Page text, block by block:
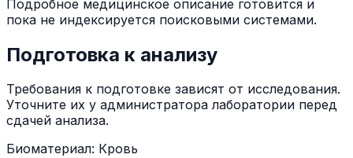
Подробное медицинское описание готовится и
пока не индексируется поисковыми системами.
Подготовка к анализу
Требования к подготовке зависят от исследования.
Уточните их у администратора лаборатории перед
сдачей анализа.
Биоматериал: Кровь